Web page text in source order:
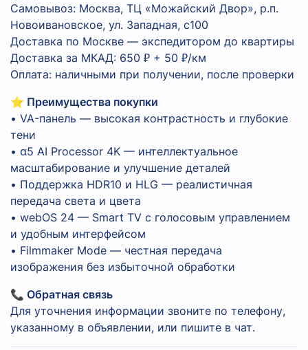
Самовывоз: Москва, ТЦ «Можайский Двор», р.п.
Новоивановское, ул. Западная, с100
Доставка по Москве — экспедитором до квартиры
Доставка за МКАД: 650 ₽ + 50 ₽/км
Оплата: наличными при получении, после проверки
⭐ Преимущества покупки
• VA-панель — высокая контрастность и глубокие
тени
• α5 AI Processor 4K — интеллектуальное
масштабирование и улучшение деталей
• Поддержка HDR10 и HLG — реалистичная
передача света и цвета
• webOS 24 — Smart TV с голосовым управлением
и удобным интерфейсом
• Filmmaker Mode — честная передача
изображения без избыточной обработки
📞 Обратная связь
Для уточнения информации звоните по телефону,
указанному в объявлении, или пишите в чат.